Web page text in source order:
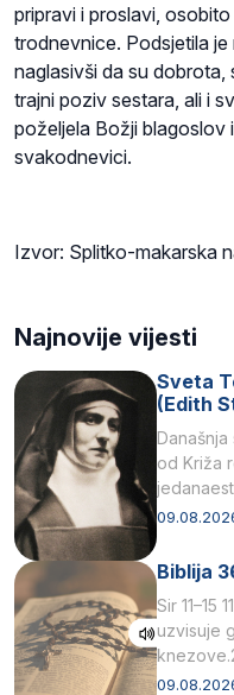
pripravi i proslavi,
trodnevnice. Podsjetila je
naglasivši da su dobrota,
trajni poziv sestara, ali i
poželjela Božji blagoslov
svakodnevici.
Izvor: Splitko-makarska
Najnovije vijesti
Sveta
(Edith
od Križa
listopada
Biblija
Sir 11–15
uzvisuje